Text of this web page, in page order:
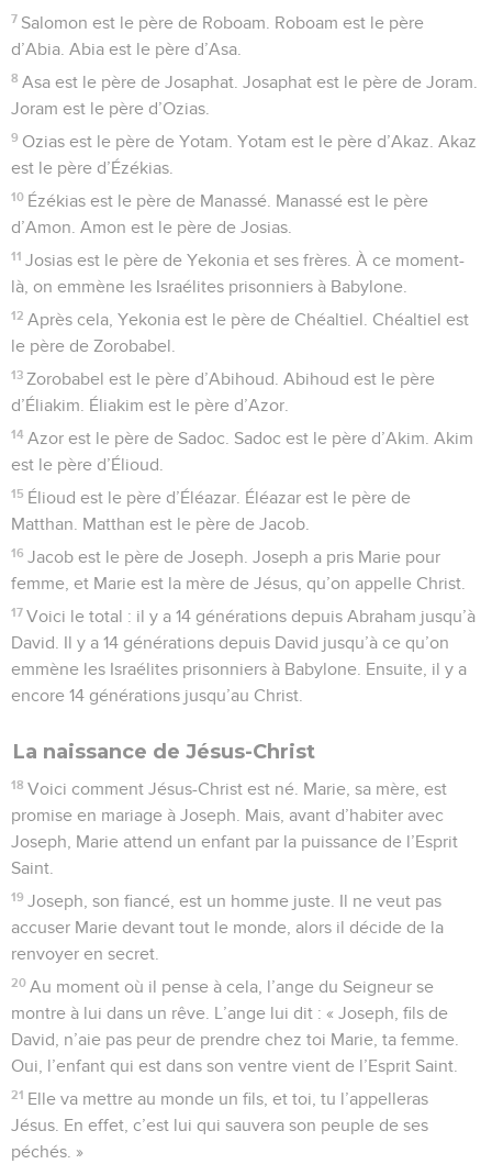
7 Salomon est le père de Roboam. Roboam est le père
d’Abia. Abia est le père d’Asa.
8 Asa est le père de Josaphat. Josaphat est le père de Joram.
Joram est le père d’Ozias.
9 Ozias est le père de Yotam. Yotam est le père d’Akaz. Akaz
est le père d’Ézékias.
10 Ézékias est le père de Manassé. Manassé est le père
d’Amon. Amon est le père de Josias.
11 Josias est le père de Yekonia et ses frères. À ce moment-
là, on emmène les Israélites prisonniers à Babylone.
12 Après cela, Yekonia est le père de Chéaltiel. Chéaltiel est
le père de Zorobabel.
13 Zorobabel est le père d’Abihoud. Abihoud est le père
d’Éliakim. Éliakim est le père d’Azor.
14 Azor est le père de Sadoc. Sadoc est le père d’Akim. Akim
est le père d’Élioud.
15 Élioud est le père d’Éléazar. Éléazar est le père de
Matthan. Matthan est le père de Jacob.
16 Jacob est le père de Joseph. Joseph a pris Marie pour
femme, et Marie est la mère de Jésus, qu’on appelle Christ.
17 Voici le total : il y a 14 générations depuis Abraham jusqu’à
David. Il y a 14 générations depuis David jusqu’à ce qu’on
emmène les Israélites prisonniers à Babylone. Ensuite, il y a
encore 14 générations jusqu’au Christ.
La naissance de Jésus-Christ
18 Voici comment Jésus-Christ est né. Marie, sa mère, est
promise en mariage à Joseph. Mais, avant d’habiter avec
Joseph, Marie attend un enfant par la puissance de l’Esprit
Saint.
19 Joseph, son fiancé, est un homme juste. Il ne veut pas
accuser Marie devant tout le monde, alors il décide de la
renvoyer en secret.
20 Au moment où il pense à cela, l’ange du Seigneur se
montre à lui dans un rêve. L’ange lui dit : « Joseph, fils de
David, n’aie pas peur de prendre chez toi Marie, ta femme.
Oui, l’enfant qui est dans son ventre vient de l’Esprit Saint.
21 Elle va mettre au monde un fils, et toi, tu l’appelleras
Jésus. En effet, c’est lui qui sauvera son peuple de ses
péchés. »